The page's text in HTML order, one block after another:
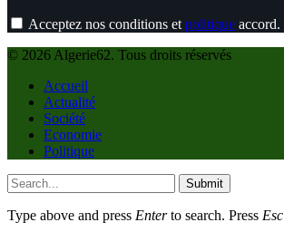
Acceptez nos conditions et politique accord.
© 2026 Algerie62. Tous droits réservés
Accueil
Actualité
Société
Economie
Politique
Submit
Type above and press Enterto search. Press Esc